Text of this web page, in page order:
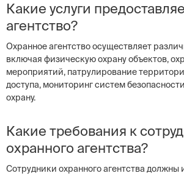
Какие услуги
агентство?
Охранное агентство осуществляет
включая физическую охрану объектов,
мероприятий, патрулирование
доступа, мониторинг систем
охрану.
Какие требования к
охранного агентства?
Сотрудники охранного агентства должны